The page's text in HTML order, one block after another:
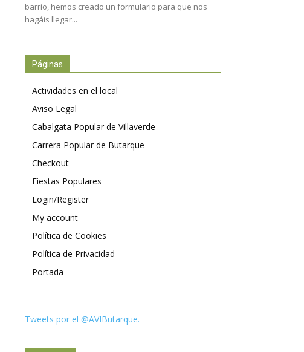
barrio, hemos creado un formulario para que nos
hagáis llegar...
Páginas
Actividades en el local
Aviso Legal
Cabalgata Popular de Villaverde
Carrera Popular de Butarque
Checkout
Fiestas Populares
Login/Register
My account
Política de Cookies
Política de Privacidad
Portada
Tweets por el @AVIButarque.